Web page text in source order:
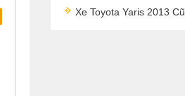
Xe Toyota Yaris 2013 Cũ